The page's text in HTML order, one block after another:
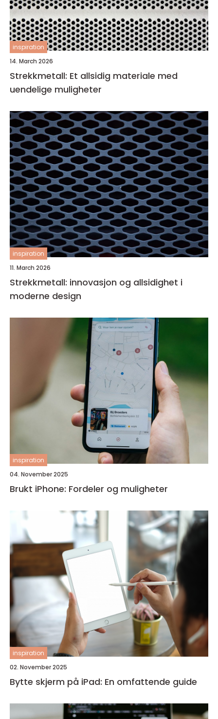
inspiration
14. March 2026
Strekkmetall: Et allsidig materiale med
uendelige muligheter
inspiration
11. March 2026
Strekkmetall: innovasjon og allsidighet i
moderne design
inspiration
04. November 2025
Brukt iPhone: Fordeler og muligheter
inspiration
02. November 2025
Bytte skjerm på iPad: En omfattende guide